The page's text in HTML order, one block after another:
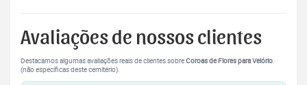
Avaliações de nossos clientes
Destacamos algumas avaliações reais de clientes sobreCoroas de Flores para Velório.
(não específicas deste cemitério).